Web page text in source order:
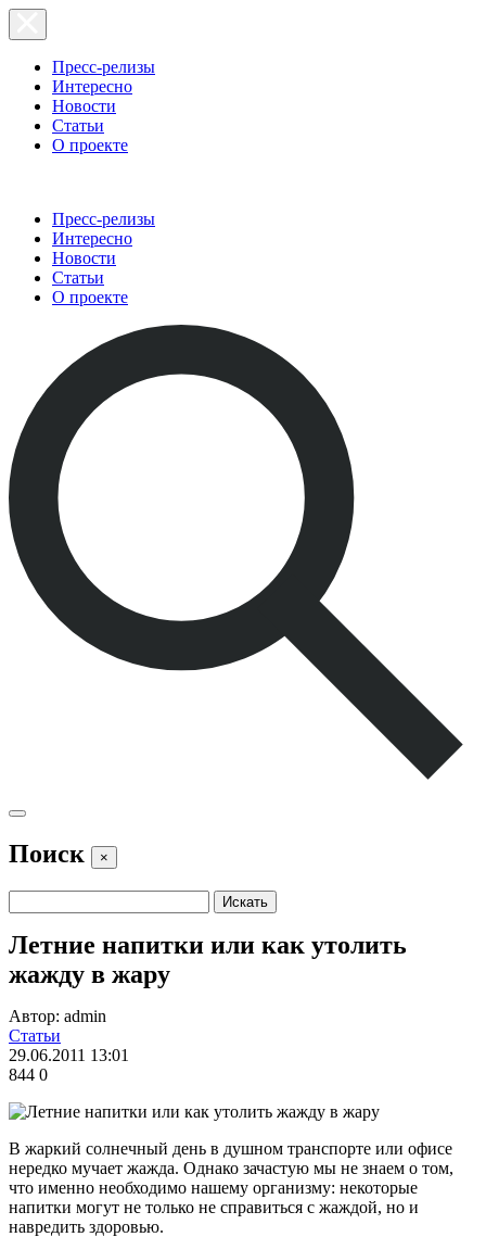
Пресс-релизы
Интересно
Новости
Статьи
О проекте
Пресс-релизы
Интересно
Новости
Статьи
О проекте
Поиск ×
Летние напитки или как утолить
жажду в жару
Автор: admin
Статьи
29.06.2011 13:01
844 0
В жаркий солнечный день в душном транспорте или офисе
нередко мучает жажда. Однако зачастую мы не знаем о том,
что именно необходимо нашему организму: некоторые
напитки могут не только не справиться с жаждой, но и
навредить здоровью.